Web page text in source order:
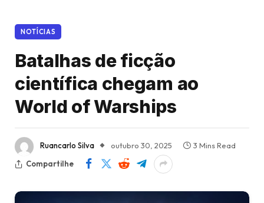
NOTÍCIAS
Batalhas de ficção
científica chegam ao
World of Warships
Ruancarlo Silva outubro 30, 2025
3 Mins Read
Compartilhe